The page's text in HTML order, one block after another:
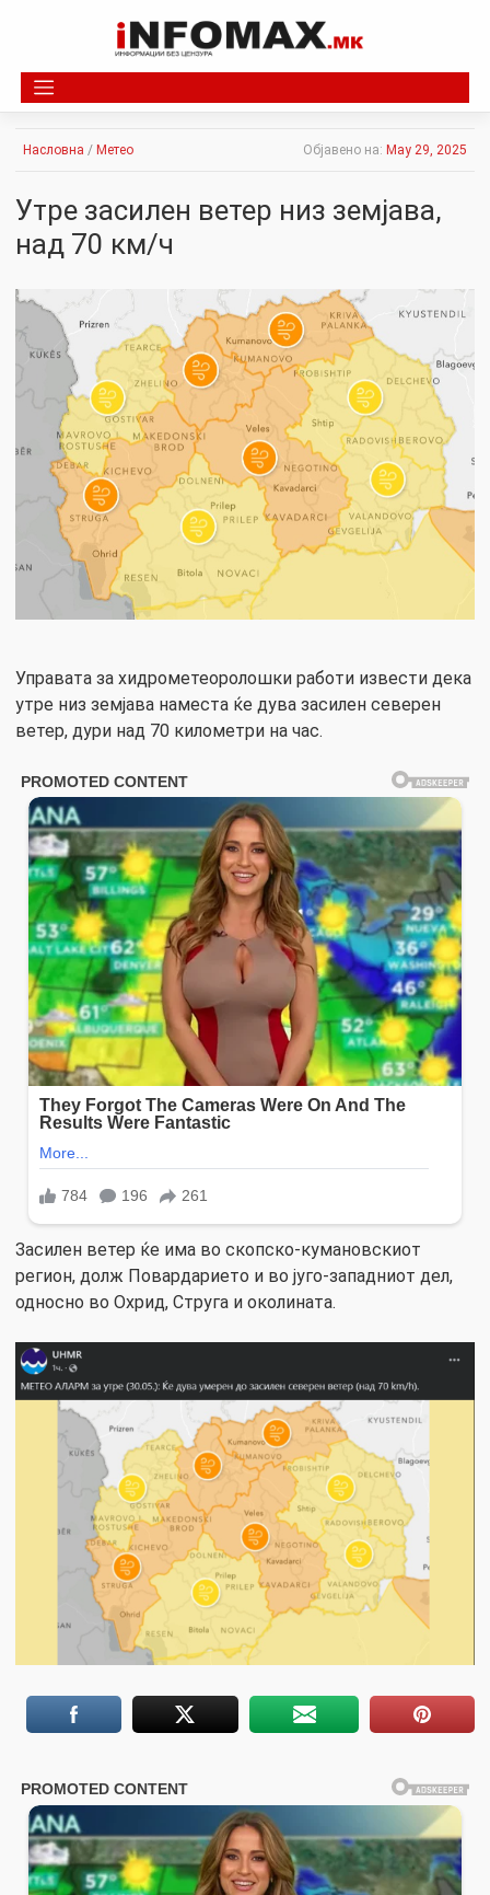
Насловна / Метео Објавено на: May 29, 2025
Утре засилен ветер низ земјава,
над 70 км/ч
Управата за хидрометеоролошки работи извести дека
утре низ земјава наместа ќе дува засилен северен
ветер, дури над 70 километри на час.
Засилен ветер ќе има во скопско-кумановскиот
регион, долж Повардарието и во југо-западниот дел,
односно во Охрид, Струга и околината.